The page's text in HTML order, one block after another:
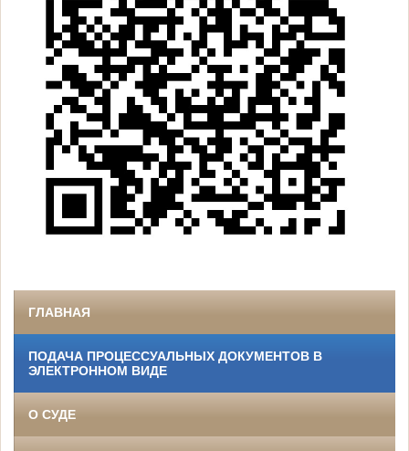
ГЛАВНАЯ
ПОДАЧА ПРОЦЕССУАЛЬНЫХ ДОКУМЕНТОВ В
ЭЛЕКТРОННОМ ВИДЕ
О СУДЕ